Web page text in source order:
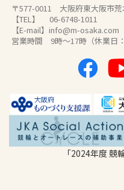
〒577-0011 大阪府東大阪市
【TEL】 06-6748-1011
【E-mail】info@m-osaka.com
営業時間 9時～17時（休業日
「2024年度